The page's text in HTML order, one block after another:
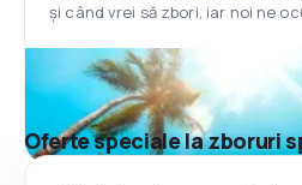
și când vrei să zbori, iar noi ne
Oferte speciale la zboruri